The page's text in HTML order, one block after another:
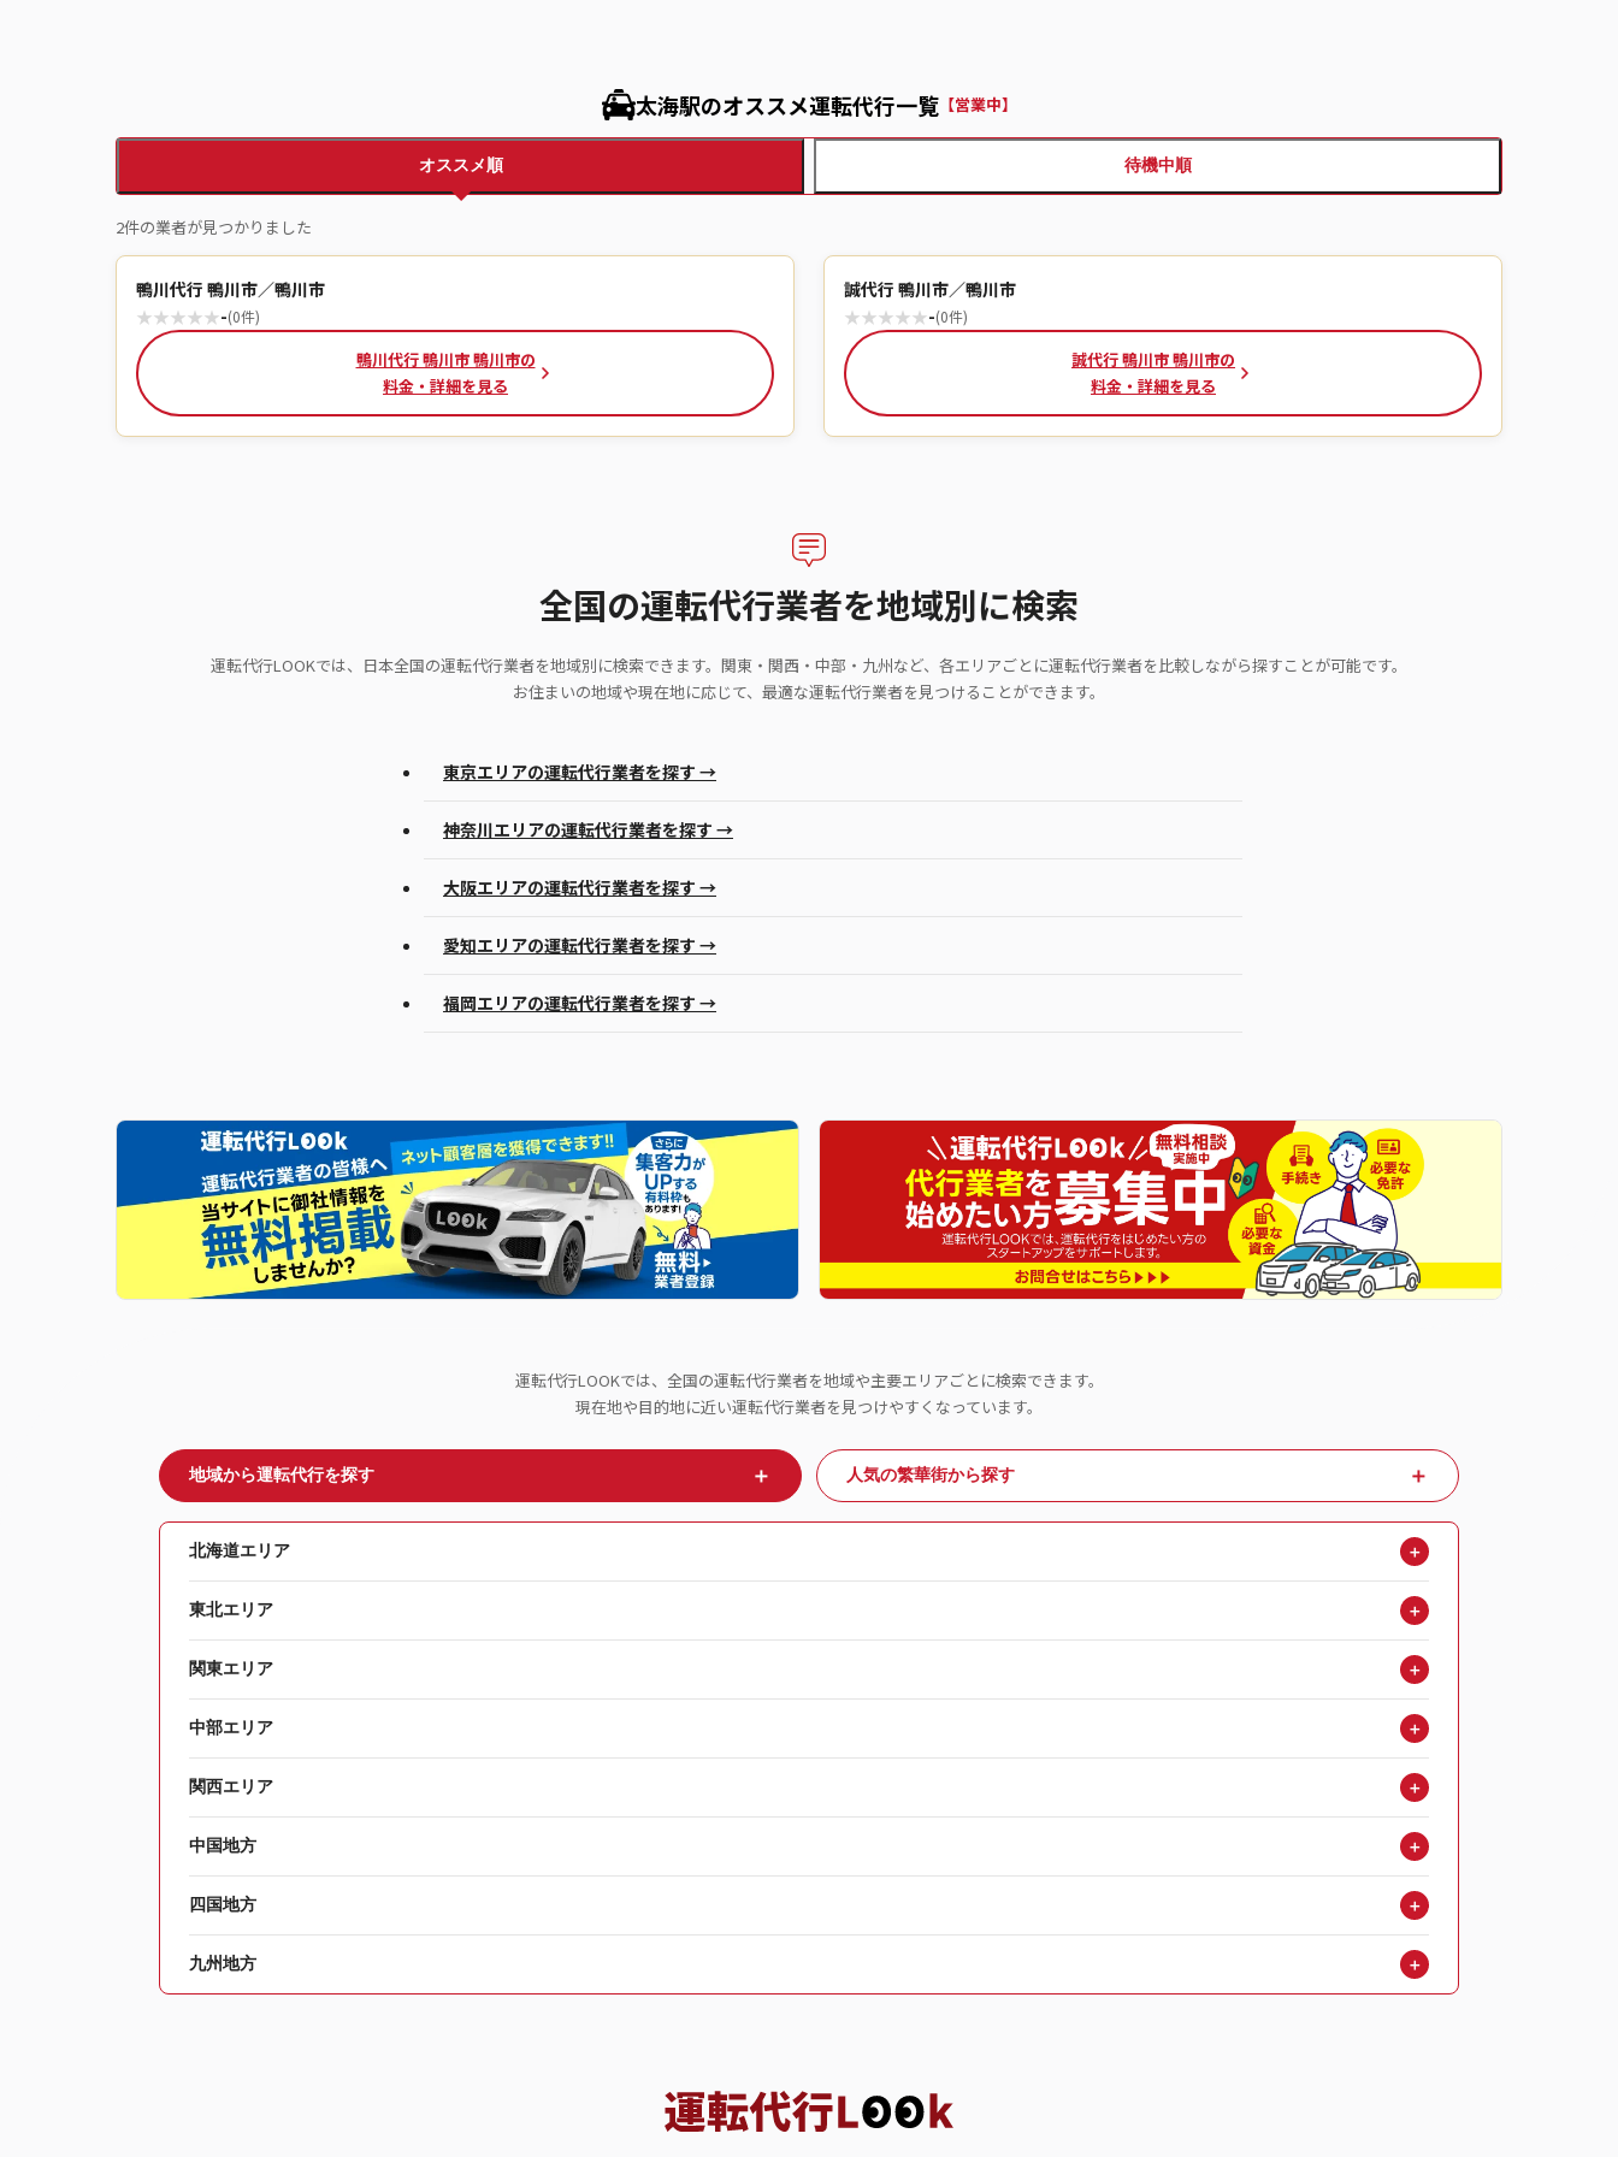
太海駅のオススメ運転代行一覧【営業中】
オススメ順 待機中順
2件の業者が見つかりました
鴨川代行 鴨川市／鴨川市
★★★★★-(0件)
鴨川代行 鴨川市 鴨川市の
料金・詳細を見る
誠代行 鴨川市／鴨川市
★★★★★-(0件)
誠代行 鴨川市 鴨川市の
料金・詳細を見る
全国の運転代行業者を地域別に検索
運転代行LOOKでは、日本全国の運転代行業者を地域別に検索できます。関東・関西・中部・九州など、各エリアごとに運転代行業者を比較しながら探すことが可能です。
お住まいの地域や現在地に応じて、最適な運転代行業者を見つけることができます。
東京エリアの運転代行業者を探す →
神奈川エリアの運転代行業者を探す →
大阪エリアの運転代行業者を探す →
愛知エリアの運転代行業者を探す →
福岡エリアの運転代行業者を探す →
運転代行LOOKでは、全国の運転代行業者を地域や主要エリアごとに検索できます。
現在地や目的地に近い運転代行業者を見つけやすくなっています。
地域から運転代行を探す ＋ 人気の繁華街から探す ＋
北海道エリア ＋
東北エリア ＋
関東エリア ＋
中部エリア ＋
関西エリア ＋
中国地方 ＋
四国地方 ＋
九州地方 ＋